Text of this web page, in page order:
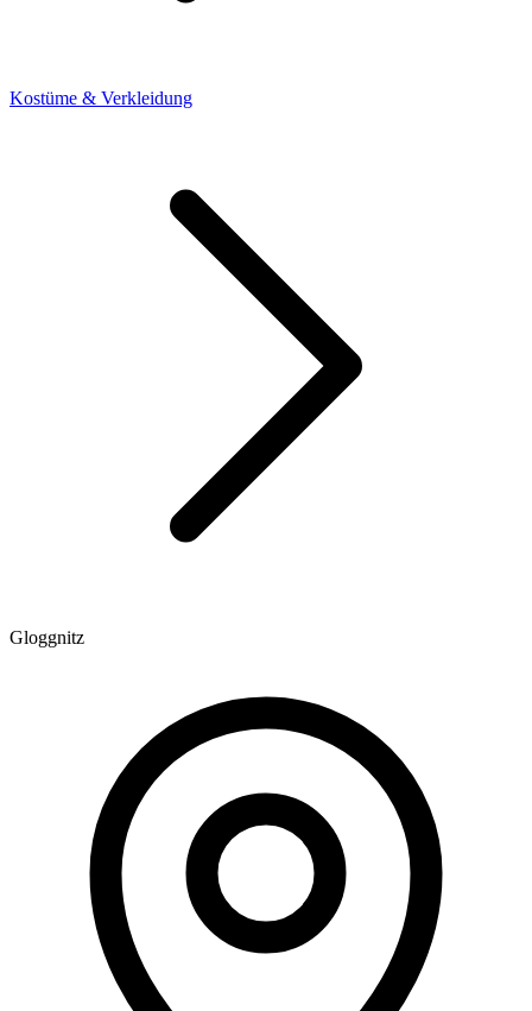
Kostüme & Verkleidung
Gloggnitz